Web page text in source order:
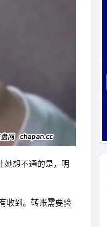
想不通的是，明
收到。转账需要验